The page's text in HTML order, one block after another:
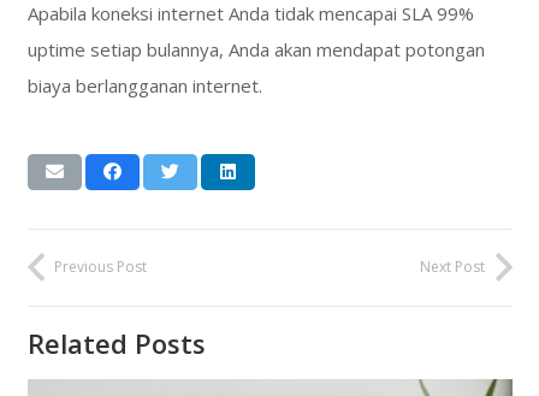
Apabila koneksi internet Anda tidak mencapai SLA 99%
uptime setiap bulannya, Anda akan mendapat potongan
biaya berlangganan internet.
Previous Post Next Post
Related Posts